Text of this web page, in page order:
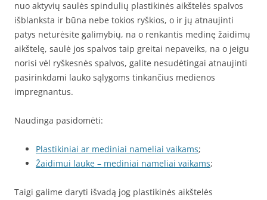
nuo aktyvių saulės spindulių plastikinės aikštelės spalvos
išblanksta ir būna nebe tokios ryškios, o ir jų atnaujinti
patys neturėsite galimybių, na o renkantis medinę žaidimų
aikštelę, saulė jos spalvos taip greitai nepaveiks, na o jeigu
norisi vėl ryškesnės spalvos, galite nesudėtingai atnaujinti
pasirinkdami lauko sąlygoms tinkančius medienos
impregnantus.
Naudinga pasidomėti:
Plastikiniai ar mediniai nameliai vaikams;
Žaidimui lauke – mediniai nameliai vaikams;
Taigi galime daryti išvadą jog plastikinės aikštelės